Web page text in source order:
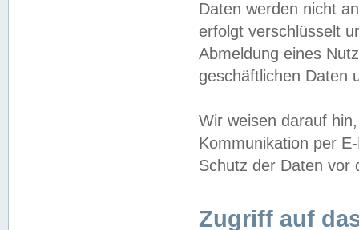
Daten werden nicht
erfolgt verschlüsselt
Abmeldung eines
geschäftlichen Daten
Wir weisen darauf
Kommunikation per
Schutz der Daten vor
Zugriff auf